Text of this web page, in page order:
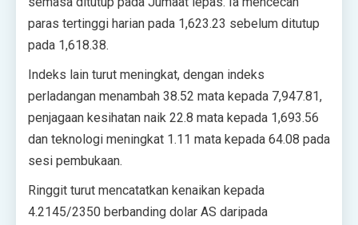
paras tertinggi harian pada 1,623.23 sebelum ditutup
pada 1,618.38.
Indeks lain turut meningkat, dengan indeks
perladangan menambah 38.52 mata kepada 7,947.81,
penjagaan kesihatan naik 22.8 mata kepada 1,693.56
dan teknologi meningkat 1.11 mata kepada 64.08 pada
sesi pembukaan.
Ringgit turut mencatatkan kenaikan kepada
4.2145/2350 berbanding dolar AS daripada